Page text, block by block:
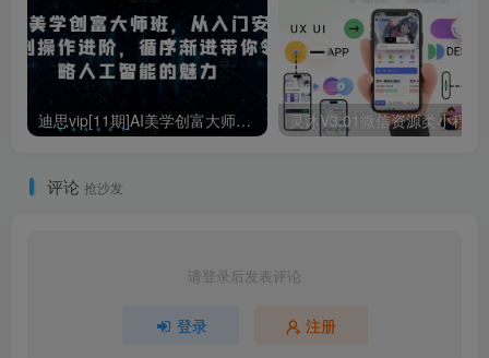
迪思vip[11期]AI美学创富大师班，从入门安装到操作进阶，循序渐进带你感受智能的魅力
评论 抢沙发
请登录后发表评论
登录 注册